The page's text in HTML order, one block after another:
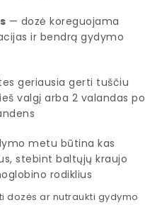
— dozė koreguojama
ir bendrą gydymo
geriausia gerti tuščiu
valgį arba 2 valandas po
metu būtina kas
stebint baltųjų kraujo
rodiklius
dozės ar nutraukti gydymo